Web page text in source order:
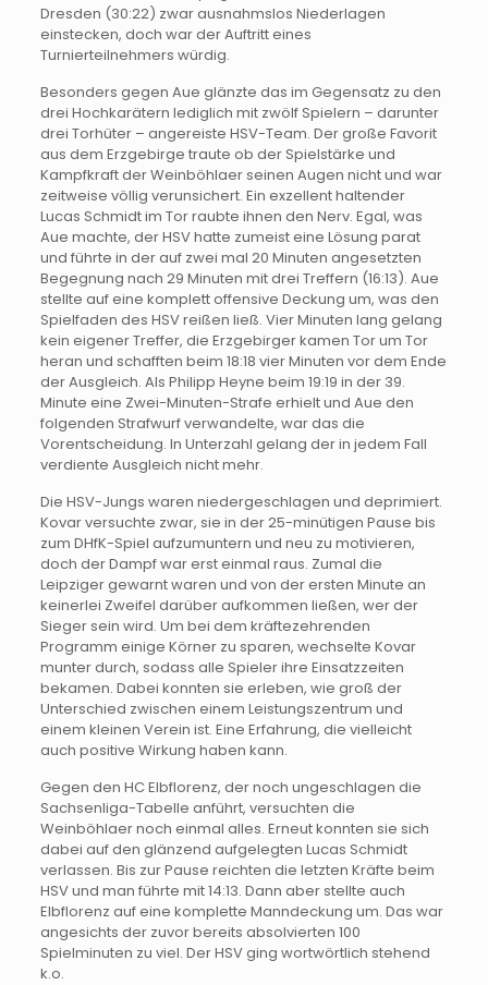
Dresden (30:22) zwar ausnahmslos Niederlagen
einstecken, doch war der Auftritt eines
Turnierteilnehmers würdig.
Besonders gegen Aue glänzte das im Gegensatz zu den
drei Hochkarätern lediglich mit zwölf Spielern – darunter
drei Torhüter – angereiste HSV-Team. Der große Favorit
aus dem Erzgebirge traute ob der Spielstärke und
Kampfkraft der Weinböhlaer seinen Augen nicht und war
zeitweise völlig verunsichert. Ein exzellent haltender
Lucas Schmidt im Tor raubte ihnen den Nerv. Egal, was
Aue machte, der HSV hatte zumeist eine Lösung parat
und führte in der auf zwei mal 20 Minuten angesetzten
Begegnung nach 29 Minuten mit drei Treffern (16:13). Aue
stellte auf eine komplett offensive Deckung um, was den
Spielfaden des HSV reißen ließ. Vier Minuten lang gelang
kein eigener Treffer, die Erzgebirger kamen Tor um Tor
heran und schafften beim 18:18 vier Minuten vor dem Ende
der Ausgleich. Als Philipp Heyne beim 19:19 in der 39.
Minute eine Zwei-Minuten-Strafe erhielt und Aue den
folgenden Strafwurf verwandelte, war das die
Vorentscheidung. In Unterzahl gelang der in jedem Fall
verdiente Ausgleich nicht mehr.
Die HSV-Jungs waren niedergeschlagen und deprimiert.
Kovar versuchte zwar, sie in der 25-minütigen Pause bis
zum DHfK-Spiel aufzumuntern und neu zu motivieren,
doch der Dampf war erst einmal raus. Zumal die
Leipziger gewarnt waren und von der ersten Minute an
keinerlei Zweifel darüber aufkommen ließen, wer der
Sieger sein wird. Um bei dem kräftezehrenden
Programm einige Körner zu sparen, wechselte Kovar
munter durch, sodass alle Spieler ihre Einsatzzeiten
bekamen. Dabei konnten sie erleben, wie groß der
Unterschied zwischen einem Leistungszentrum und
einem kleinen Verein ist. Eine Erfahrung, die vielleicht
auch positive Wirkung haben kann.
Gegen den HC Elbflorenz, der noch ungeschlagen die
Sachsenliga-Tabelle anführt, versuchten die
Weinböhlaer noch einmal alles. Erneut konnten sie sich
dabei auf den glänzend aufgelegten Lucas Schmidt
verlassen. Bis zur Pause reichten die letzten Kräfte beim
HSV und man führte mit 14:13. Dann aber stellte auch
Elbflorenz auf eine komplette Manndeckung um. Das war
angesichts der zuvor bereits absolvierten 100
Spielminuten zu viel. Der HSV ging wortwörtlich stehend
k.o.